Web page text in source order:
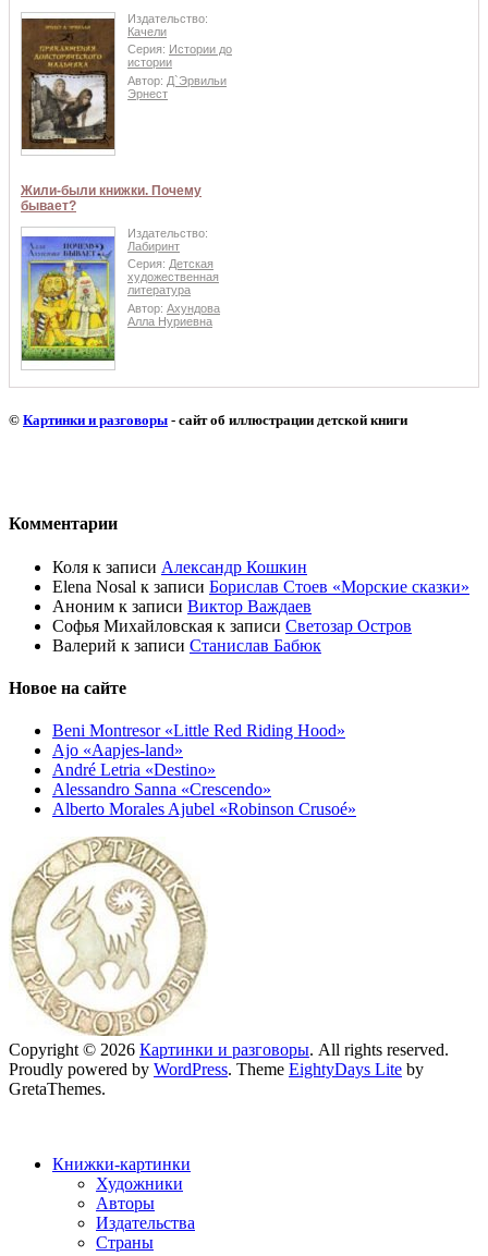
Издательство:
Качели
Серия: Истории до
истории
Автор: Д`Эрвильи
Эрнест
Жили-были книжки. Почему
бывает?
Издательство:
Лабиринт
Серия: Детская
художественная
литература
Автор: Ахундова
Алла Нуриевна
© Картинки и разговоры - сайт об иллюстрации детской книги
Комментарии
Коля к записи Александр Кошкин
Elena Nosal к записи Борислав Стоев «Морские сказки»
Аноним к записи Виктор Важдаев
Софья Михайловская к записи Светозар Остров
Валерий к записи Станислав Бабюк
Новое на сайте
Beni Montresor «Little Red Riding Hood»
Ajo «Aapjes-land»
André Letria «Destino»
Alessandro Sanna «Crescendo»
Alberto Morales Ajubel «Robinson Crusoé»
Copyright © 2026 Картинки и разговоры. All rights reserved.
Proudly powered by WordPress. Theme EightyDays Lite by
GretaThemes.
Книжки-картинки
Художники
Авторы
Издательства
Страны